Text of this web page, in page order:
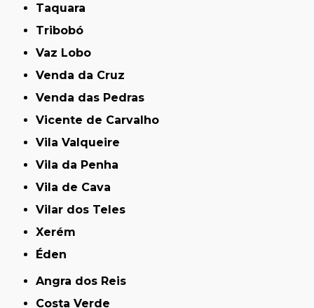
Taquara
Tribobó
Vaz Lobo
Venda da Cruz
Venda das Pedras
Vicente de Carvalho
Vila Valqueire
Vila da Penha
Vila de Cava
Vilar dos Teles
Xerém
Éden
Angra dos Reis
Costa Verde